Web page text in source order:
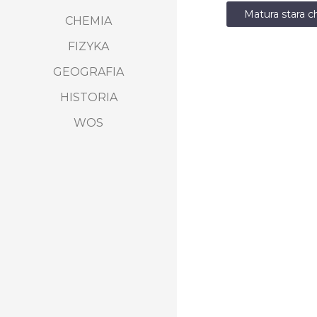
CHEMIA
FIZYKA
GEOGRAFIA
HISTORIA
WOS
Matura stara